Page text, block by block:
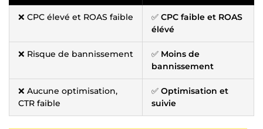
❌ CPC élevé et ROAS faible ✅ CPC faible et ROAS
élévé
❌ Risque de bannissement ✅ Moins de
bannissement
❌ Aucune optimisation,
CTR faible
✅ Optimisation et
suivie